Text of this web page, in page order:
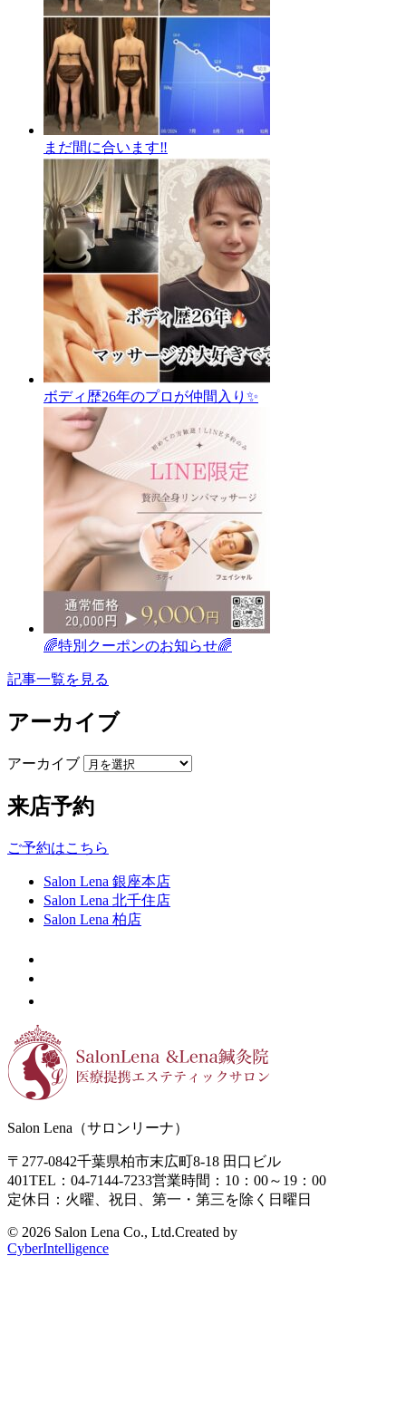
まだ間に合います‼️
ボディ歴26年のプロが仲間入り✨
🌈特別クーポンのお知らせ🌈
記事一覧を見る
アーカイブ
アーカイブ
来店予約
ご予約はこちら
Salon Lena 銀座本店
Salon Lena 北千住店
Salon Lena 柏店
Salon Lena（サロンリーナ）
〒277-0842千葉県柏市末広町8-18 田口ビル
401TEL：04-7144-7233営業時間：10：00～19：00
定休日：火曜、祝日、第一・第三を除く日曜日
© 2026 Salon Lena Co., Ltd.Created by
CyberIntelligence